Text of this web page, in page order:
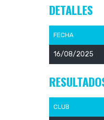
DETALLES
FECHA
16/08/2025
CLUB